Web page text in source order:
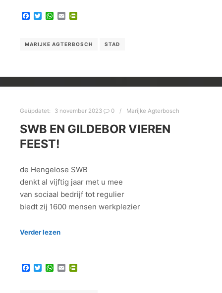
Facebook
TwitterWhatsApp
Email
MARIJKE AGTERBOSCH STAD
Geüpdatet: 3 november 2023 0 Marijke Agterbosch
SWB EN GILDEBOR VIEREN
FEEST!
de Hengelose SWB
denkt al vijftig jaar met u mee
van sociaal bedrijf tot regulier
biedt zij 1600 mensen werkplezier
Verder lezen
Facebook
TwitterWhatsApp
Email